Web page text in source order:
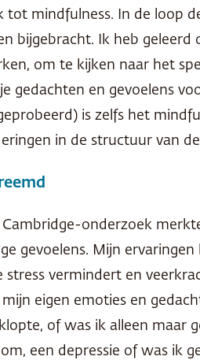
tot mindfulness. In de loop
bijgebracht. Ik heb
om te kijken naar het
gedachten en gevoelens
is zelfs het
in de structuur van
onderzoek
gevoelens. Mijn
vermindert en
mijn eigen emoties en
of was ik alleen maar
een depressie of was ik